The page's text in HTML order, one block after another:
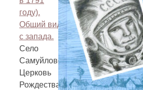
Село
Самуйлово.
Церковь
Рождества